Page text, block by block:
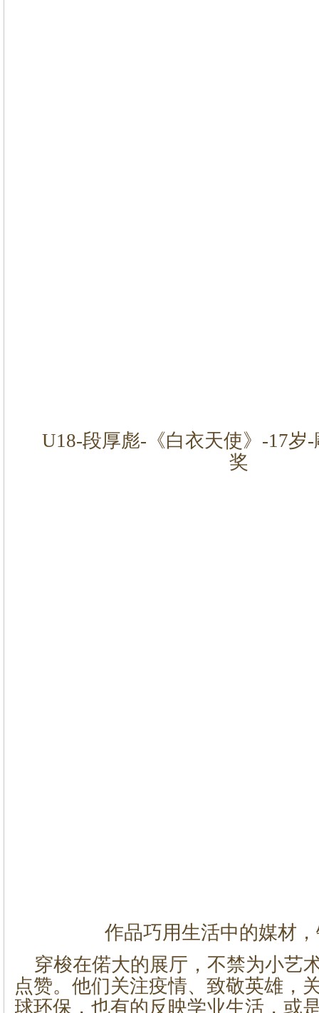
U18-段厚彪-《白衣天使》-17岁
奖
作品巧用生活中的媒材
穿梭在偌大的展厅，不禁为小艺
点赞。他们关注疫情、致敬英雄，
球环保，也有的反映学业生活，或